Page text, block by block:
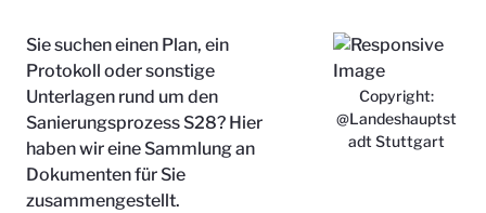
Sie suchen einen Plan, ein
Protokoll oder sonstige
Unterlagen rund um den
Sanierungsprozess S28? Hier
haben wir eine Sammlung an
Dokumenten für Sie
zusammengestellt.
Copyright:
@Landeshauptst
adt Stuttgart